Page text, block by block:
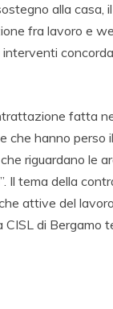
alla
fra lavoro e
fatta
che hanno
riguardano le
Il tema della
attive del
di Bergamo